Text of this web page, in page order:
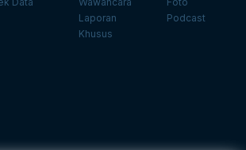
Laporan
Khusus
Podcast